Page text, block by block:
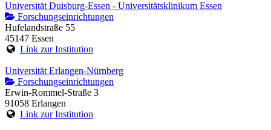
Universität Duisburg-Essen - Universitätsklinikum Essen
Forschungseinrichtungen
Hufelandstraße 55
45147 Essen
Link zur Institution
Universität Erlangen-Nürnberg
Forschungseinrichtungen
Erwin-Rommel-Straße 3
91058 Erlangen
Link zur Institution